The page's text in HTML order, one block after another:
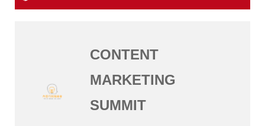
CONTENT
MARKETING
SUMMIT